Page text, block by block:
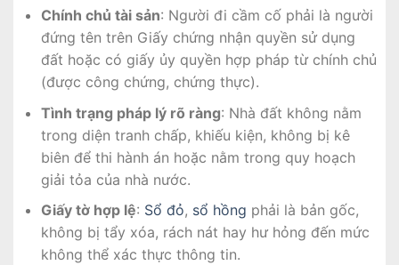
Chính chủ tài sản: Người đi cầm cố phải là người
đứng tên trên Giấy chứng nhận quyền sử dụng
đất hoặc có giấy ủy quyền hợp pháp từ chính chủ
(được công chứng, chứng thực).
Tình trạng pháp lý rõ ràng: Nhà đất không nằm
trong diện tranh chấp, khiếu kiện, không bị kê
biên để thi hành án hoặc nằm trong quy hoạch
giải tỏa của nhà nước.
Giấy tờ hợp lệ: Sổ đỏ, sổ hồng phải là bản gốc,
không bị tẩy xóa, rách nát hay hư hỏng đến mức
không thể xác thực thông tin.